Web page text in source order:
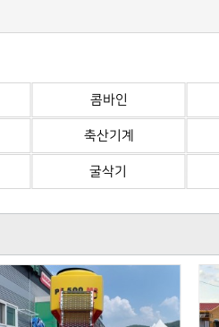
콤바인
축산기계
굴삭기